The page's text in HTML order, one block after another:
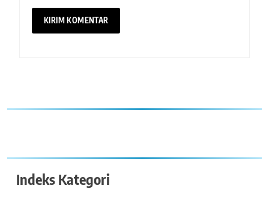
Indeks Kategori